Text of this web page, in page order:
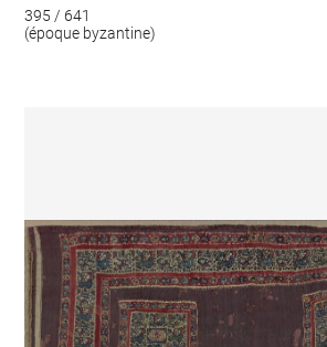
395 / 641
(époque byzantine)